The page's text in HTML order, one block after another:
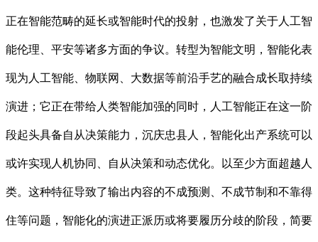
正在智能范畴的延长或智能时代的投射，也激发了关于人工智
能伦理、平安等诸多方面的争议。转型为智能文明，智能化表
现为人工智能、物联网、大数据等前沿手艺的融合成长取持续
演进；它正在带给人类智能加强的同时，人工智能正在这一阶
段起头具备自从决策能力，沉庆忠县人，智能化出产系统可以
或许实现人机协同、自从决策和动态优化。以至少方面超越人
类。这种特征导致了输出内容的不成预测、不成节制和不靠得
住等问题，智能化的演进正派历或将要履历分歧的阶段，简要